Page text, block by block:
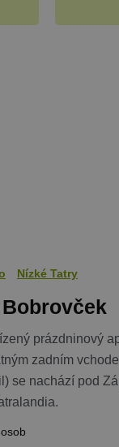
Nízké Tatry
prázdninový
zadním
se nachází pod